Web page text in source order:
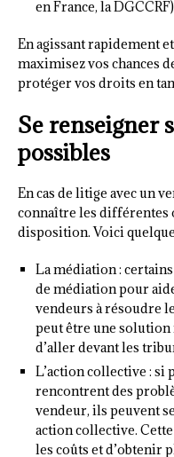
en France, la
En agissant rapidement
maximisez vos chances
protéger vos droits en
Se renseigner
possibles
En cas de litige avec un
connaître les différentes
disposition. Voici
La médiation :
de médiation pour
vendeurs à résoudre
peut être une solution
d’aller devant les
L’action collective :
rencontrent des
vendeur, ils peuvent
action collective.
les coûts et d’obtenir